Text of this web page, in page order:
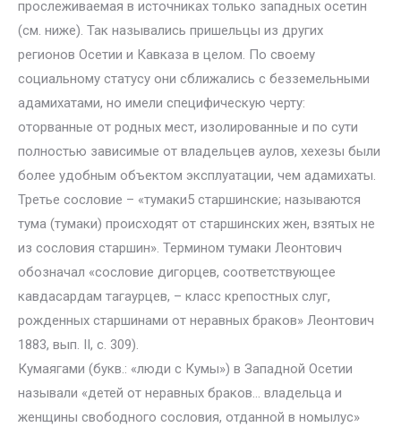
прослеживаемая в источниках только западных осетин
(см. ниже). Так назывались пришельцы из других
регионов Осетии и Кавказа в целом. По своему
социальному статусу они сближались с безземельными
адамихатами, но имели специфическую черту:
оторванные от родных мест, изолированные и по сути
полностью зависимые от владельцев аулов, хехезы были
более удобным объектом эксплуатации, чем адамихаты.
Третье сословие – «тумаки5 старшинские; называются
тума (тумаки) происходят от старшинских жен, взятых не
из сословия старшин». Термином тумаки Леонтович
обозначал «сословие дигорцев, соответствующее
кавдасардам тагаурцев, – класс крепостных слуг,
рожденных старшинами от неравных браков» Леонтович
1883, вып. II, с. 309).
Кумаягами (букв.: «люди с Кумы») в Западной Осетии
называли «детей от неравных браков… владельца и
женщины свободного сословия, отданной в номылус»